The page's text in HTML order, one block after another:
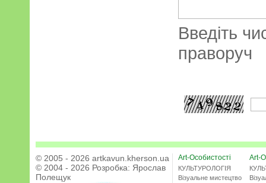
Введіть
праворуч
© 2005 - 2026 artkavun.kherson.ua
© 2004 - 2026 Розробка: Ярослав
Полещук
Art-Особистості
КУЛЬТУРОЛОГІЯ
Візуальне мистецтво
Art-